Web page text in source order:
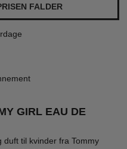
FALDER
GIRL EAU DE
duft til kvinder fra Tommy